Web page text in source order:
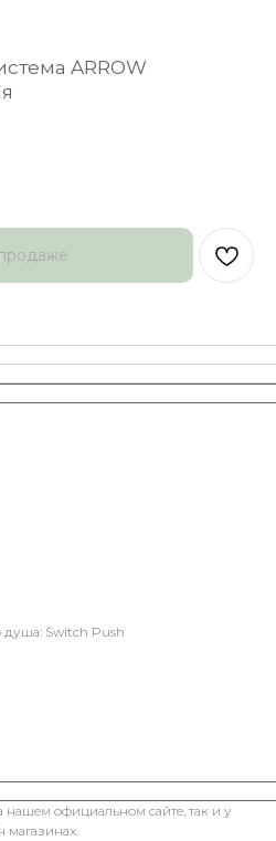
ARROW
душа: Switch Push
официальном сайте, так и у
магазинах.